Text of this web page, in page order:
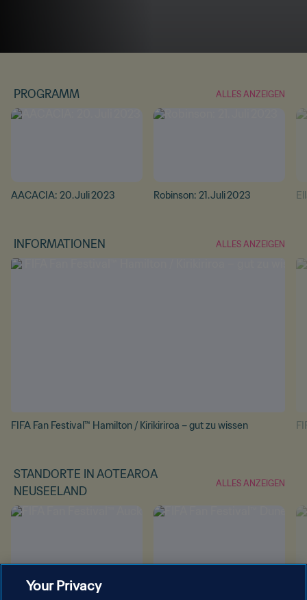
PROGRAMM ALLES ANZEIGEN
AACACIA: 20. Juli 2023 Robinson: 21. Juli 2023
INFORMATIONEN ALLES ANZEIGEN
FIFA Fan Festival™ Hamilton / Kirikiriroa – gut zu wissen
STANDORTE IN AOTEAROA
NEUSEELAND
ALLES ANZEIGEN
FIFA Fan Festival™ Auckland /
Your Privacy